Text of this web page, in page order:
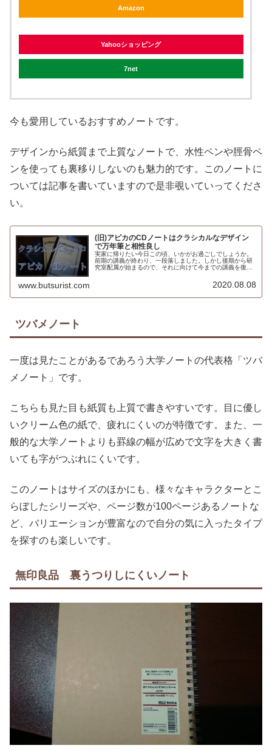
Amazon
Yahooショッピング
7net
今も愛用しているおすすめノートです。
デザインから紙質まで上質なノートで、水性ペンや脛骨ペ
ンを使っても裏移りしないのも魅力的です。このノートに
ついては記事を書いていますので是非覗いていってくださ
い。
(旧)アピカのCDノートはクラシカルなデザイン
で万年筆と相性良し
実家に帰りたい今日この頃、いかがお過ごしでしょうか。
前期の講義が終わり、一段落しました。しかし後期から研
究室配属が始まるので、それに向けて今までの講義を復習
www.butsurist.com 2020.08.08
ツバメノート
一度は見たことがあるであろう大学ノートの代表格「ツバ
メノート」です。
こちらも見た目も紙質も上質で書きやすいです。目に優し
いクリーム色の紙で、疲れにくいのが特徴です。また、一
般的な大学ノートよりも罫線の幅が広めで文字を大きく書
いても字がつぶれにくいです。
このノートはサイズのほかにも、様々なキャラクターとこ
らぼしたシリーズや、ページ数が100ページあるノートな
ど、バリエーションが豊富なので自分の気に入ったタイプ
を探すのも楽しいです。
無印良品 裏うつりしにくいノート